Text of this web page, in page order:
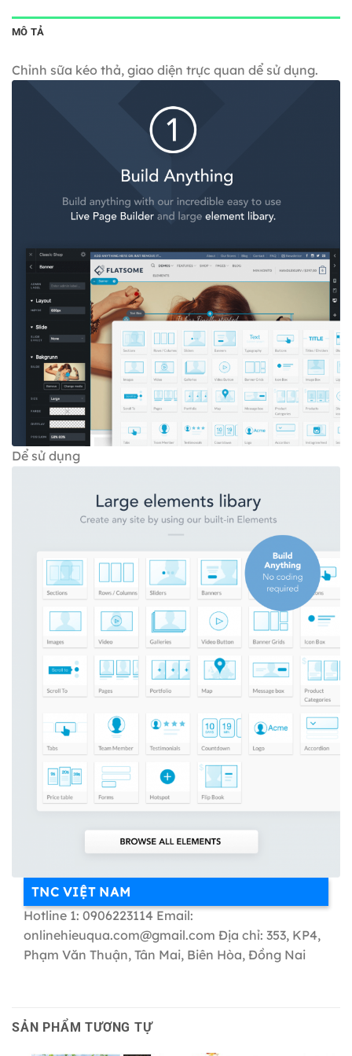
MÔ TẢ
Chỉnh sữa kéo thả, giao diện trực quan dể sử dụng.
Dể sử dụng
TNC VIỆT NAM
Hotline 1: 0906223114 Email:
onlinehieuqua.com@gmail.com Địa chỉ: 353, KP4,
Phạm Văn Thuận, Tân Mai, Biên Hòa, Đồng Nai
SẢN PHẨM TƯƠNG TỰ